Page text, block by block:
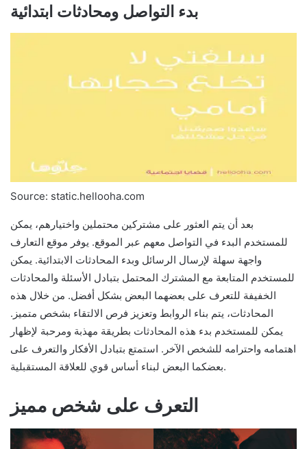
بدء التواصل ومحادثات ابتدائية
Source: static.hellooha.com
بعد أن يتم العثور على مشتركين محتملين واختيارهم، يمكن
للمستخدم البدء في التواصل معهم عبر الموقع. يوفر موقع التعارف
واجهة سهلة لإرسال الرسائل وبدء المحادثات الابتدائية. يمكن
للمستخدم المتابعة مع المشترك المحتمل بتبادل الأسئلة والمحادثات
الخفيفة للتعرف على بعضهما البعض بشكل أفضل. من خلال هذه
المحادثات، يتم بناء الروابط وتعزيز فرص الالتقاء بشخص متميز.
يمكن للمستخدم بدء هذه المحادثات بطريقة مهذبة ومرحبة لإظهار
اهتمامه واحترامه للشخص الآخر. استمتع بتبادل الأفكار والتعرف على
بعضكما البعض لبناء أساس قوي للعلاقة المستقبلية.
التعرف على شخص مميز